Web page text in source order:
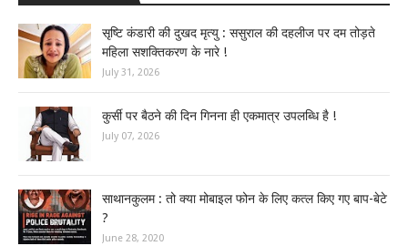
सृष्टि कंडारी की दुखद मृत्यु : ससुराल की दहलीज पर दम तोड़ते
महिला सशक्तिकरण के नारे !
July 31, 2026
कुर्सी पर बैठने की दिन गिनना ही एकमात्र उपलब्धि है !
July 07, 2026
साथानकुलम : तो क्या मोबाइल फोन के लिए कत्ल किए गए बाप-बेटे
?
June 28, 2020